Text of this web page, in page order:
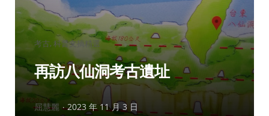
分
類：
考古 科普文摘精選
再訪八仙洞考古遺址
作
屈慧麗 2023 年 11 月 3 日